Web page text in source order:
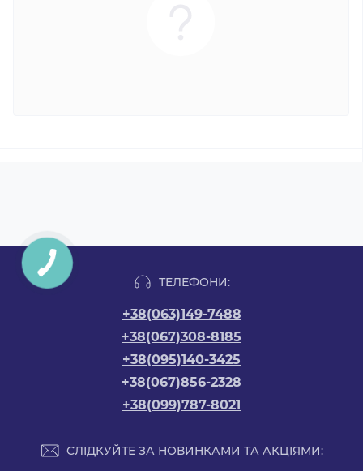
ТЕЛЕФОНИ:
+38(063)149-7488
+38(067)308-8185
+38(095)140-3425
+38(067)856-2328
+38(099)787-8021
СЛІДКУЙТЕ ЗА НОВИНКАМИ ТА АКЦІЯМИ: